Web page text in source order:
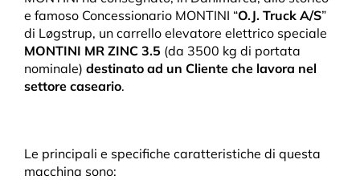
e famoso Concessionario MONTINI “O.J. Truck A/S”
di Løgstrup, un carrello elevatore elettrico speciale
MONTINI MR ZINC 3.5 (da 3500 kg di portata
nominale) destinato ad un Cliente che lavora nel
settore caseario.
Le principali e specifiche caratteristiche di questa
macchina sono: